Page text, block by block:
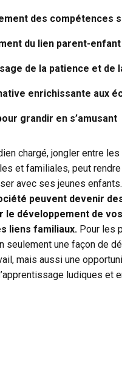
des compétences
du lien parent-enfant
de la patience et de
enrichissante aux
grandir en s’amusant
chargé, jongler entre
et familiales, peut
avec ses jeunes
peuvent devenir
le développement de
liens familiaux. Pour les
seulement une façon de
mais aussi une
ludiques et